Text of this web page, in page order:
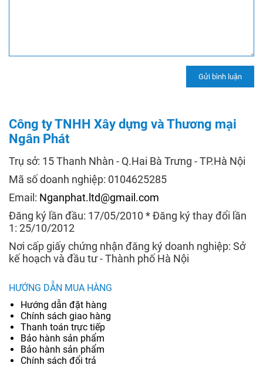
Công ty TNHH Xây dựng và Thương mại
Ngân Phát
Trụ sở: 15 Thanh Nhàn - Q.Hai Bà Trưng - TP.Hà Nội
Mã số doanh nghiệp: 0104625285
Email: Nganphat.ltd@gmail.com
Đăng ký lần đầu: 17/05/2010 * Đăng ký thay đổi lần
1: 25/10/2012
Nơi cấp giấy chứng nhận đăng ký doanh nghiệp: Sở
kế hoạch và đầu tư - Thành phố Hà Nội
HƯỚNG DẪN MUA HÀNG
Hướng dẫn đặt hàng
Chính sách giao hàng
Thanh toán trực tiếp
Bảo hành sản phẩm
Bảo hành sản phẩm
Chính sách đổi trả